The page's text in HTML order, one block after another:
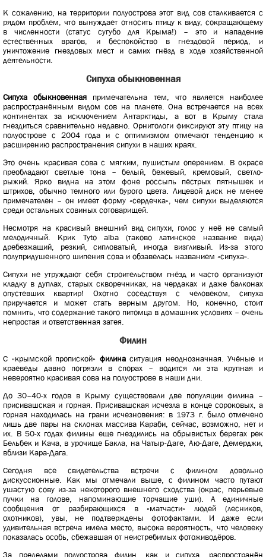
К сожалению, на территории полуострова этот вид сов сталкивается с
рядом проблем, что вынуждает относить птицу к виду, сокращающему
в численности (статус сугубо для Крыма!) – это и нападение
естественных врагов, и беспокойство в гнездовой период, и
уничтожение гнездовых мест и самих гнёзд в ходе хозяйственной
деятельности.
Сипуха обыкновенная
Сипуха обыкновенная примечательна тем, что является наиболее
распространённым видом сов на планете. Она встречается на всех
континентах за исключением Антарктиды, а вот в Крыму стала
гнездиться сравнительно недавно. Орнитологи фиксируют эту птицу на
полуострове с 2004 года и с оптимизмом отмечают тенденцию к
расширению распространения сипухи в наших краях.
Это очень красивая сова с мягким, пушистым оперением. В окрасе
преобладают светлые тона – белый, бежевый, кремовый, светло-
рыжий. Ярко видна на этом фоне россыпь пёстрых пятнышек и
штрихов, обычно темного или бурого цвета. Лицевой диск не менее
примечателен – он имеет форму «сердечка», чем сипухи выделяются
среди остальных совиных сотоварищей.
Несмотря на красивый внешний вид сипухи, голос у неё не самый
мелодичный. Крик Tyto alba (таково латинское название вида)
дребезжащий, резкий, сипловатый, иногда визгливый. Из-за этого
полупридушенного шипения сова и обзавелась названием «сипуха».
Сипухи не утруждают себя строительством гнёзд и часто организуют
кладку в дуплах, старых скворечниках, на чердаках и даже балконах
опустевших квартир! Охотно соседствуя с человеком, сипуха
приручается и может стать верным другом. Но, конечно, стоит
помнить, что содержание такого питомца в домашних условиях – очень
непростая и ответственная затея.
Филин
C «крымской пропиской» филинаситуация неоднозначная. Учёные и
краеведы давно погрязли в спорах – водится ли эта крупная и
невероятно красивая сова на полуострове в наши дни.
До 30–40-х годов в Крыму существовали две популяции филина –
присивашская и горная. Присивашская исчезла в конце сороковых, а
горная находилась на грани исчезновения: в 1973 г. было отмечено
лишь две пары на склонах массива Караби, сейчас, возможно, нет и
их. В 50-х годах филины еще гнездились на обрывистых берегах рек
Бельбек и Кача, в урочище Бакла, на Чатыр-Даге, Аю-Даге, Демерджи,
вблизи Кара-Дага.
Сегодня все свидетельства встречи с филином довольно
дискуссионные. Как мы отмечали выше, с филином часто путают
ушастую сову из-за некоторого внешнего сходства (окрас, перьевые
пучки на голове, напоминающие торчащие уши). А единичные
сообщения от разбирающихся в «матчасти» людей (лесников,
охотников), увы, не подтверждены фотофактами. И даже если
удивительная встреча имела место, высока вероятность, что человеку
показалась особь, сбежавшая от неистребимых фотоживодёров.
За пределами полуострова филин, как и сипуха, распространён